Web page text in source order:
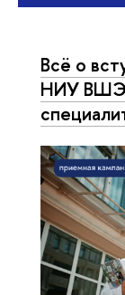
Всё о
НИУ ВШЭ